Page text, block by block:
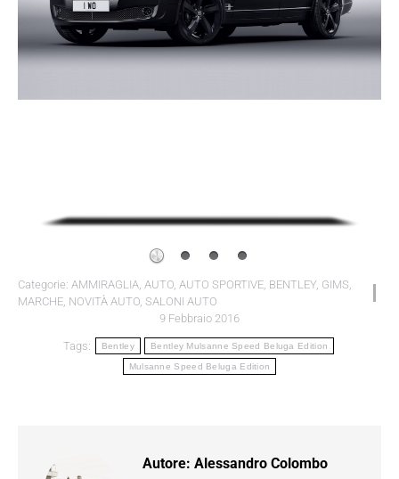
Categorie: AMMIRAGLIA, AUTO, AUTO SPORTIVE, BENTLEY, GIMS,
MARCHE, NOVITÀ AUTO, SALONI AUTO
9 Febbraio 2016
Tags: Bentley Bentley Mulsanne Speed Beluga Edition
Mulsanne Speed Beluga Edition
Autore: Alessandro Colombo